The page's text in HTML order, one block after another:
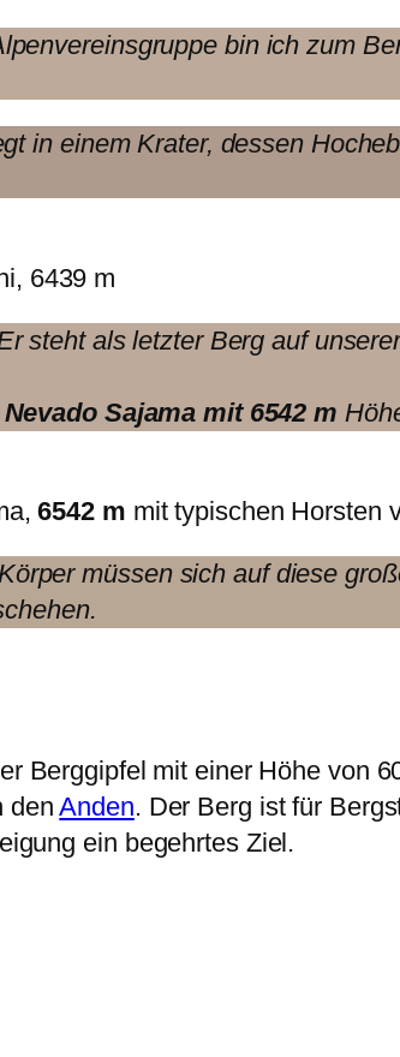
bin ich zum
in einem Krater, dessen
6439 m
steht als letzter Berg auf
Nevado Sajama mit 6542 m
6542 m mit typischen Horsten
müssen sich auf diese
Berggipfel mit einer Höhe von
denAnden. Der Berg ist für
ein begehrtes Ziel.